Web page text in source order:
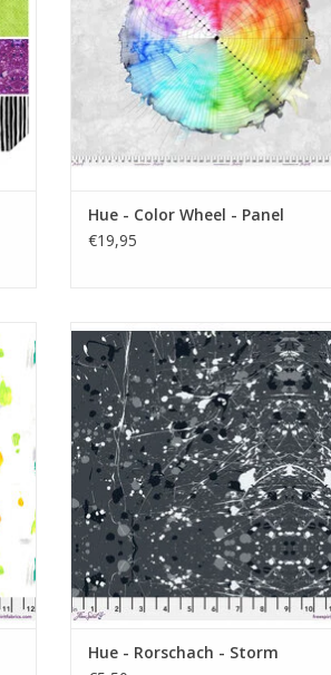
Hue - Color Wheel - Panel
€19,95
grijs met Rorschack vlekkenpatroon
TOEVOEGEN AAN WINKELWAGEN
Hue - Rorschach - Storm